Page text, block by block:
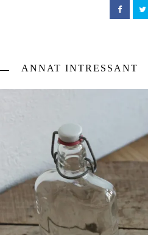
ANNAT INTRESSANT